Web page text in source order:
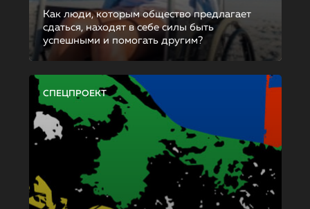
Как люди, которым общество предлагает
сдаться, находят в себе силы быть
успешными и помогать другим?
СПЕЦПРОЕКТ